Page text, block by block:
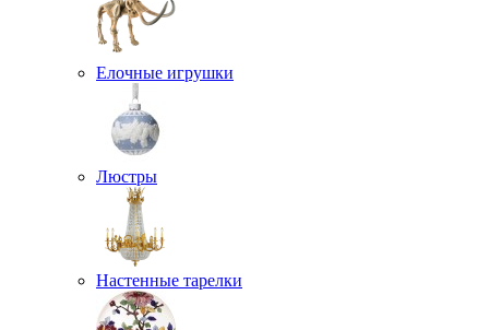
Елочные игрушки
Люстры
Настенные тарелки